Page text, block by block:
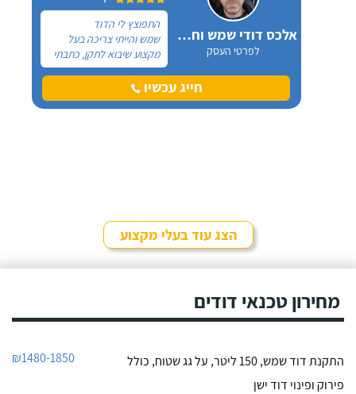
אלכס דודי שמש וחשמל
לפרטי העסק
התפוצץ לי הדוד
שמש והייתי צריכה בעל
מקצוע שיבוא לתקן, כתבתי
בגוגל טכנאי דודים ואז
הגעתי לקבוצה של העיר
חיפה בפייסבוק, שם כמה
חייג עכשיו
הצג עוד בעלי מקצוע
מחירון טכנאי דודים
התקנת דוד שמש, 150 ליטר, על גג שטוח, כולל
פירוק ופינוי דוד ישן
₪1480-1850